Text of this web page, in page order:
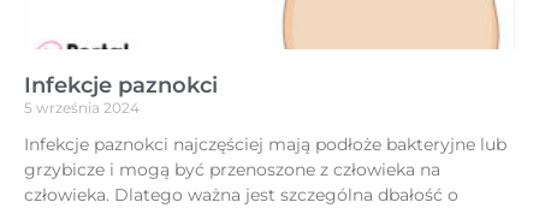
Infekcje paznokci
5 września 2024
Infekcje paznokci najczęściej mają podłoże bakteryjne lub
grzybicze i mogą być przenoszone z człowieka na
człowieka. Dlatego ważna jest szczególna dbałość o